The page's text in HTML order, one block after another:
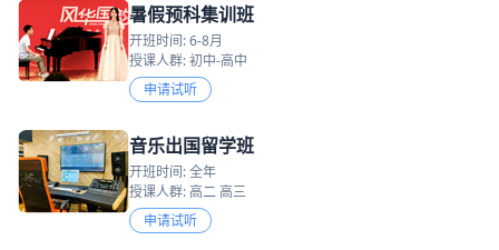
暑假预科集训班
开班时间: 6-8月
授课人群: 初中-高中
申请试听
音乐出国留学班
开班时间: 全年
授课人群: 高二 高三
申请试听